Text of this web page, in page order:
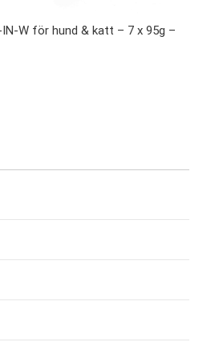
W för hund & katt – 7 x 95g –